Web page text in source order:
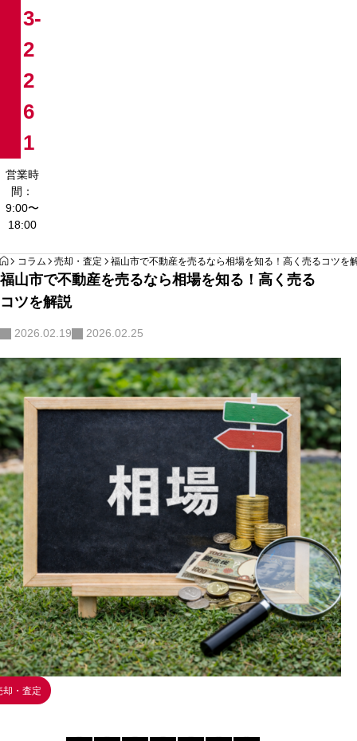
3-
2
2
6
1
営業時
間：
9:00〜
18:00
HOME
コラム 売却・査定 福山市で不動産を売るなら相場を知る！高く売るコツを
福山市で不動産を売るなら相場を知る！高く売る
コツを解説
2026.02.19 2026.02.25
却・査定